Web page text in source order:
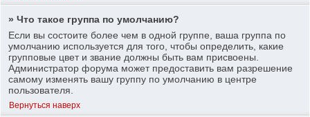
» Что такое группа по умолчанию?
Если вы состоите более чем в одной группе, ваша группа по
умолчанию используется для того, чтобы определить, какие
групповые цвет и звание должны быть вам присвоены.
Администратор форума может предоставить вам разрешение
самому изменять вашу группу по умолчанию в центре
пользователя.
Вернуться наверх